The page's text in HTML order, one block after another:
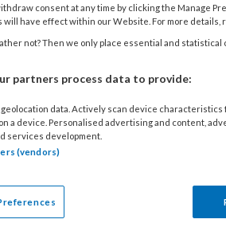
na een hersenbeschadiging
Dat blijkt uit onderzoek van
en het
of aangepast schoeisel.
een hersenbeschadiging is
consent at any time by clicking the Manage
will have effect within our Website. For more details,
not? Then we only place essential and statistical
partners process data to provide:
data. Actively scan device
a device. Personalised advertising and content,
services development.
(vendors)